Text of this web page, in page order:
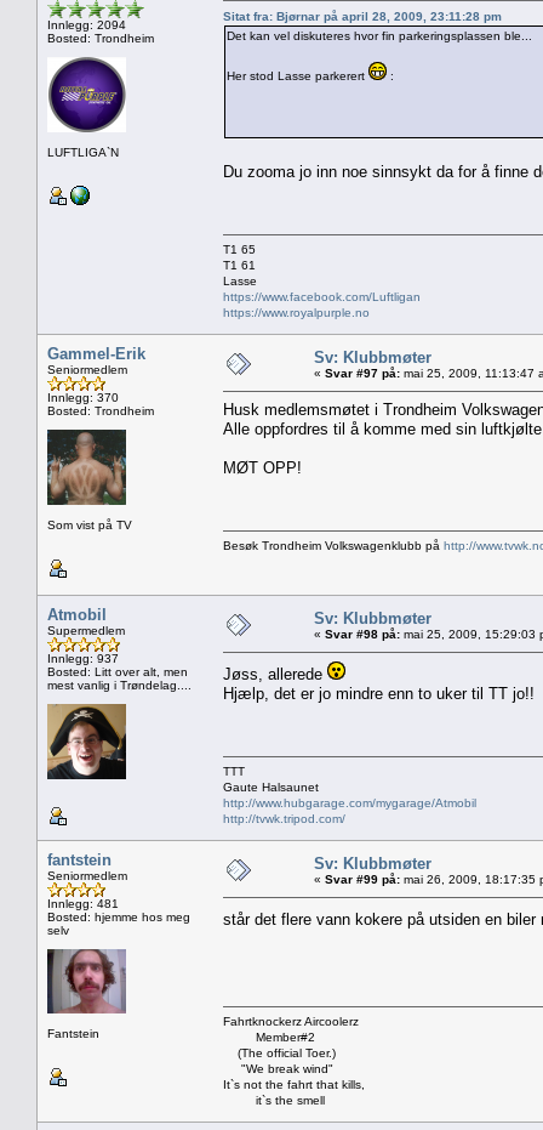
Innlegg: 2094
Bosted: Trondheim
LUFTLIGA`N
Sitat fra: Bjørnar på april 28, 2009, 23:11:28 pm
Det kan vel diskuteres hvor fin parkeringsplassen ble...
Her stod Lasse parkerert :
Du zooma jo inn noe sinnsykt da for å finne
T1 65
T1 61
Lasse
https://www.facebook.com/Luftligan
https://www.royalpurple.no
Gammel-Erik
Seniormedlem
Innlegg: 370
Bosted: Trondheim
Som vist på TV
Sv: Klubbmøter
« Svar #97 på: mai 25, 2009, 11:13:47
Husk medlemsmøtet i Trondheim
Alle oppfordres til å komme med sin
MØT OPP!
Besøk Trondheim Volkswagenklubb på http://
Atmobil
Supermedlem
Innlegg: 937
Bosted: Litt over alt, men
mest vanlig i Trøndelag....
Sv: Klubbmøter
« Svar #98 på: mai 25, 2009, 15:29:03
Jøss, allerede
Hjælp, det er jo mindre enn to uker til TT jo!!
TTT
Gaute Halsaunet
http://www.hubgarage.com/mygarage/Atmobil
http://tvwk.tripod.com/
fantstein
Seniormedlem
Innlegg: 481
Bosted: hjemme hos meg
selv
Fantstein
Sv: Klubbmøter
« Svar #99 på: mai 26, 2009, 18:17:35
står det flere vann kokere på utsiden en
Fahrtknockerz Aircoolerz
Member#2
(The official Toer.)
"We break wind"
It`s not the fahrt that kills,
it`s the smell